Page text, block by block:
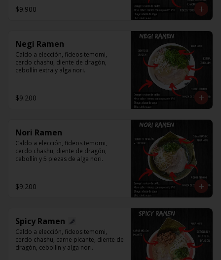
$9.900
Negi Ramen
Caldo a elección, fideos temomi,
cerdo chashu, diente de dragón,
cebollín extra y alga nori.
$9.200
Nori Ramen
Caldo a elección, fideos temomi,
cerdo chashu, diente de dragón,
cebollín y 5 piezas de alga nori.
$9.200
Spicy Ramen
Caldo a elección, fideos temomi,
cerdo chashu, carne picante, diente de
dragón, cebollín y alga nori.